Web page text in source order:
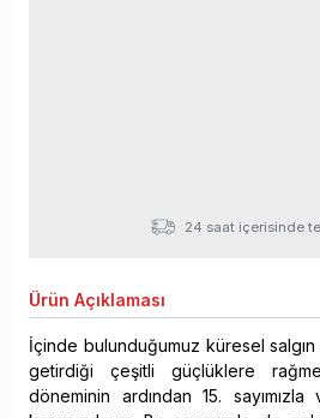
24 saat içerisinde
Ürün Açıklaması
İçinde bulunduğumuz küresel
getirdiği çeşitli güçlüklere
döneminin ardından 15.